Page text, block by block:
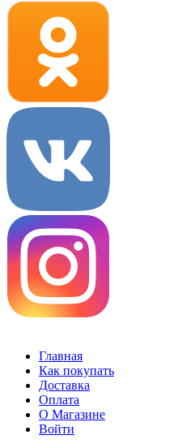
Главная
Как покупать
Доставка
Оплата
О Магазине
Войти